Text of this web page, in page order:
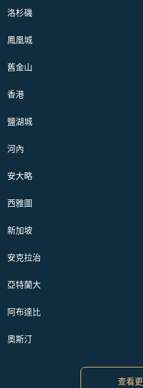
洛杉磯
鳳凰城
舊金山
香港
鹽湖城
河內
安大略
西雅圖
新加坡
安克拉治
亞特蘭大
阿布達比
奧斯汀
查看